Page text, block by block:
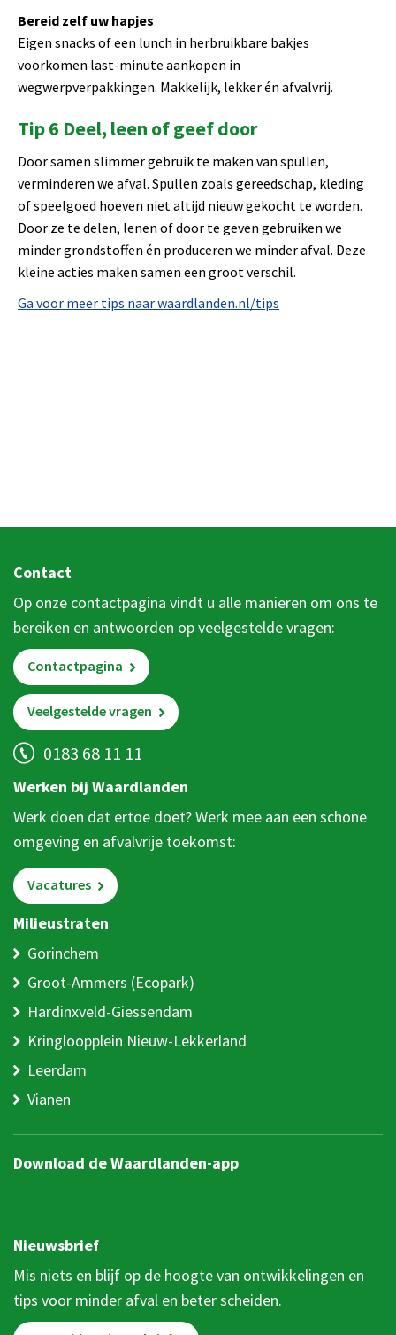
Bereid zelf uw hapjes
Eigen snacks of een lunch in herbruikbare bakjes
voorkomen last-minute aankopen in
wegwerpverpakkingen. Makkelijk, lekker én afvalvrij.
Tip 6 Deel, leen of geef door
Door samen slimmer gebruik te maken van spullen,
verminderen we afval. Spullen zoals gereedschap, kleding
of speelgoed hoeven niet altijd nieuw gekocht te worden.
Door ze te delen, lenen of door te geven gebruiken we
minder grondstoffen én produceren we minder afval. Deze
kleine acties maken samen een groot verschil.
Ga voor meer tips naar waardlanden.nl/tips
Contact
Op onze contactpagina vindt u alle manieren om ons te
bereiken en antwoorden op veelgestelde vragen:
Contactpagina
Veelgestelde vragen
0183 68 11 11
Werken bij Waardlanden
Werk doen dat ertoe doet? Werk mee aan een schone
omgeving en afvalvrije toekomst:
Vacatures
Milieustraten
Gorinchem
Groot-Ammers (Ecopark)
Hardinxveld-Giessendam
Kringloopplein Nieuw-Lekkerland
Leerdam
Vianen
Download de Waardlanden-app
Nieuwsbrief
Mis niets en blijf op de hoogte van ontwikkelingen en
tips voor minder afval en beter scheiden.